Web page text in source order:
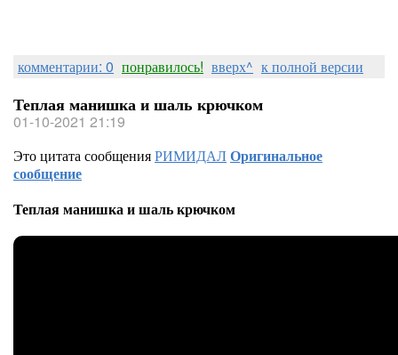
комментарии: 0 понравилось! вверх^ к полной версии
Теплая манишка и шаль крючком
01-10-2021 21:19
Это цитата сообщенияРИМИДАЛОригинальное
сообщение
Теплая манишка и шаль крючком